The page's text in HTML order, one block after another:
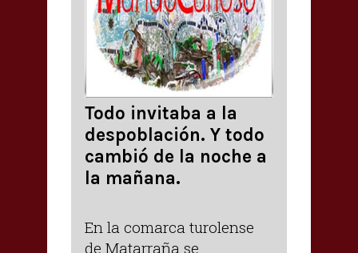
Todo invitaba a la
despoblación. Y todo
cambió de la noche a
la mañana.
En la comarca turolense
de Matarraña se